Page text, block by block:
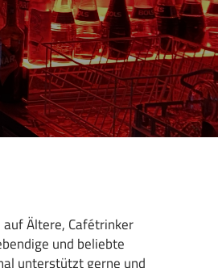
auf Ältere, Cafétrinker
und beliebte
unterstützt gerne und